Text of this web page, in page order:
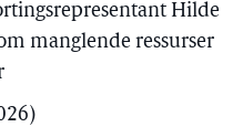
Hilde
manglende ressurser